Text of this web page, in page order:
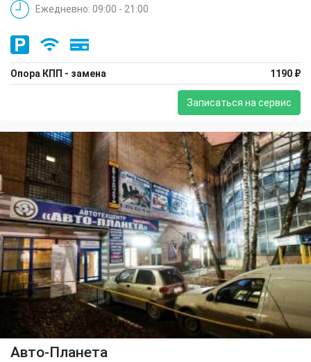
Ежедневно: 09:00 - 21:00
Опора КПП - замена 1190 ₽
Записаться на сервис
Авто-Планета